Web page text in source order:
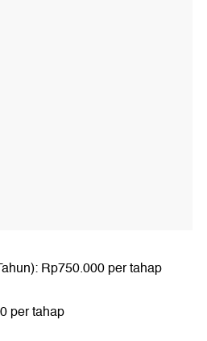
Rp750.000 per tahap
per tahap